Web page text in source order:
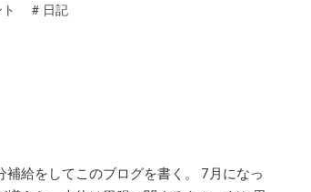
# 日記
給をしてこのブログを書く。 7月になっ